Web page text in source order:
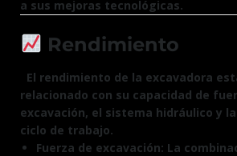
a sus mejoras tecnológicas.
Rendimiento
El rendimiento de la excavadora
relacionado con su capacidad de
excavación, el sistema hidráulico y
ciclo de trabajo.
Fuerza de excavación: La